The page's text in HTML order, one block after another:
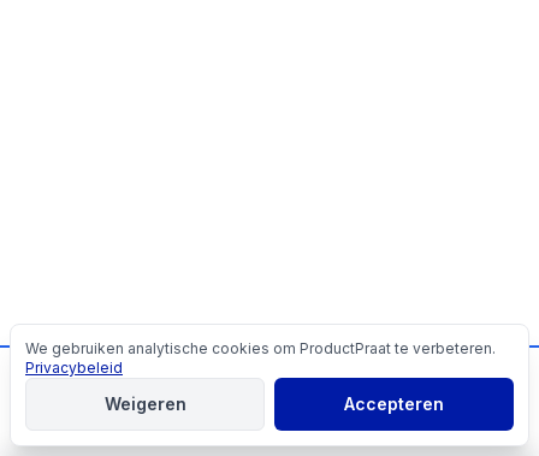
Cookies
We gebruiken analytische cookies om ProductPraat te verbeteren.
Privacybeleid
Weigeren Accepteren
📬Mis geen producttips!
Aanmelden